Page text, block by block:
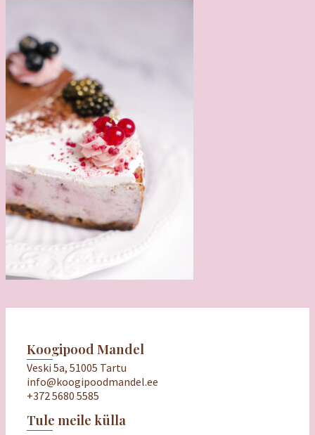
Koogipood Mandel
Veski 5a, 51005 Tartu
info@koogipoodmandel.ee
+372 5680 5585
Tule meile külla